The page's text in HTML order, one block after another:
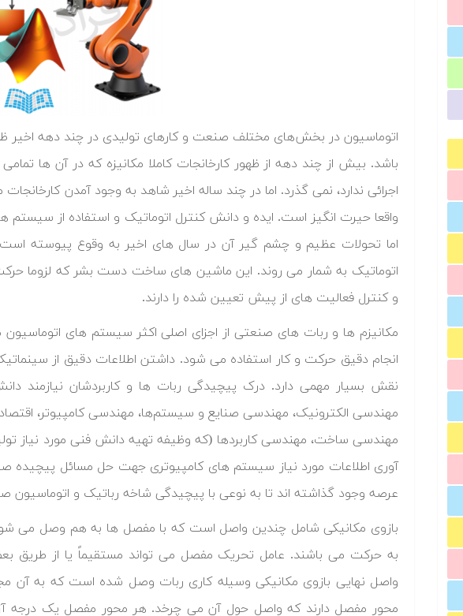
اتوماسیون در بخش‌های مختلف صنعت و کارهای تولیدی در چند دهه اخیر
باشد. بیش از چند دهه از ظهور کارخانجات کاملا مکانیزه که در آن ها
اجرائی ندارد، نمی گذرد. اما در چند ساله اخیر شاهد به وجود آمدن
واقعا حیرت انگیز است. ایده و دانش کنترل اتوماتیک و استفاده از
اما تحولات عظیم و چشم گیر آن در سال های اخیر به وقوع پیوسته
اتوماتیک به شمار می روند. این ماشین های ساخت دست بشر که لزوما
و کنترل فعالیت های از پیش تعیین شده را دارند.
مکانیزم ها و ربات های صنعتی از اجزای اصلی اکثر سیستم های اتوماسیون
انجام دقیق حرکت و کار استفاده می شود. داشتن اطلاعات دقیق از
نقش بسیار مهمی دارد. درک پیچیدگی ربات ها و کاربردشان نیازمند
مهندسی الکترونیک، مهندسی صنایع و سیستم‌ها، مهندسی کامپیوتر،
مهندسی ساخت، مهندسی کاربردها (که وظیفه تهیه دانش فنی مورد نیاز
آوری اطلاعات مورد نیاز سیستم های کامپیوتری جهت حل مسائل پیچیده
عرصه وجود گذاشته اند تا به نوعی با پیچیدگی شاخه رباتیک و اتوماسیون
بازوی مکانیکی شامل چندین واصل است که با مفصل ها به هم وصل می
به حرکت می باشند. عامل تحریک مفصل می تواند مستقیماً یا از طریق
واصل نهایی بازوی مکانیکی وسیله کاری ربات وصل شده است که به